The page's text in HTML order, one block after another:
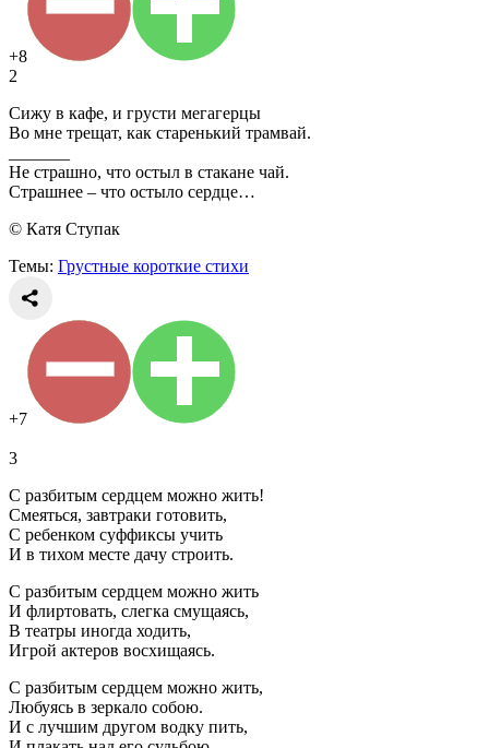
+8
2
Сижу в кафе, и грусти мегагерцы
Во мне трещат, как старенький трамвай.
Не страшно, что остыл в стакане чай.
Страшнее – что остыло сердце…
© Катя Ступак
Темы: Грустные короткие стихи
+7
3
С разбитым сердцем можно жить!
Смеяться, завтраки готовить,
С ребенком суффиксы учить
И в тихом месте дачу строить.
С разбитым сердцем можно жить
И флиртовать, слегка смущаясь,
В театры иногда ходить,
Игрой актеров восхищаясь.
С разбитым сердцем можно жить,
Любуясь в зеркало собою.
И с лучшим другом водку пить,